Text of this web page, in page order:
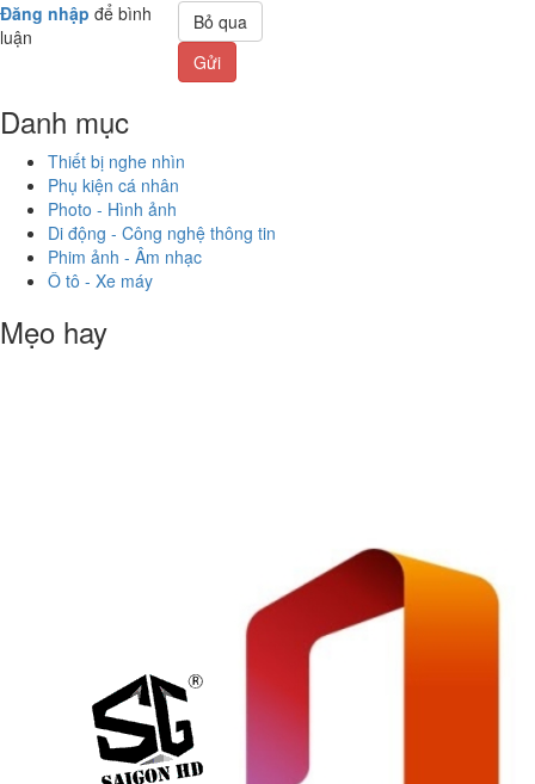
Đăng nhập để bình
luận
Bỏ qua
Gửi
Danh mục
Thiết bị nghe nhìn
Phụ kiện cá nhân
Photo - Hình ảnh
Di động - Công nghệ thông tin
Phim ảnh - Âm nhạc
Ô tô - Xe máy
Mẹo hay